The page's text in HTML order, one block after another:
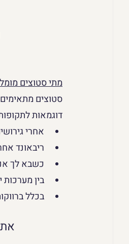
מתי סטוצים
סטוצים
דוגמאות
אחרי
ריבאונד
כשבא לך
בין מערכות
בכלל